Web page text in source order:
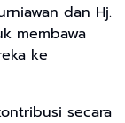
dan Hj.
membawa
ke
secara